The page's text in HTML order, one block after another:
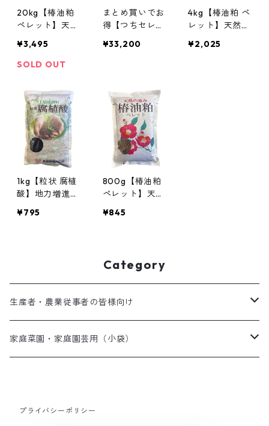
20kg【椿油粕
ペレット】天然
然有機肥料 プ
ロ農家愛用 散
タイプ 野菜 果
樹 芝生の土壌
管理に
¥3,495
SOLD OUT
まとめ買いでお
得【つちセレブ
かし肥料 微生
¥33,200
4kg【椿油粕 ペ
レット】天然サ
有機肥料 プロ
¥2,025
1kg【粒状 腐植
酸】地力増進・
家愛用 土壌改
樹 花の土づく
¥795
800g【椿油粕
ペレット】天然
然有機肥料 プ
樹 芝生の土壌
管理に
¥845
Category
生産者・農業従事者の皆様向け
粗配合肥料
土壌改良剤
家庭菜園・家庭園芸用（小袋）
屋内で育てている観葉植物向け
プライバシーポリシー